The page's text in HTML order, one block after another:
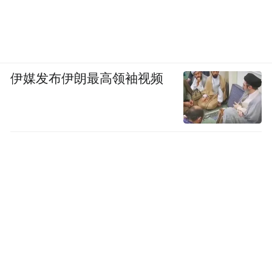
伊媒发布伊朗最高领袖视频